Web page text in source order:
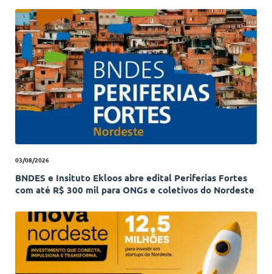
03/08/2026
BNDES e Insituto Ekloos abre edital Periferias Fortes
com até R$ 300 mil para ONGs e coletivos do Nordeste